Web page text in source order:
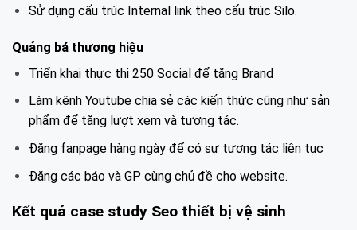
Sử dụng cấu trúc Internal link theo cấu trúc Silo.
Quảng bá thương hiệu
Triển khai thực thi 250 Social để tăng Brand
Làm kênh Youtube chia sẻ các kiến thức cũng như sản
phẩm để tăng lượt xem và tương tác.
Đăng fanpage hàng ngày để có sự tương tác liên tục
Đăng các báo và GP cùng chủ đề cho website.
Kết quả case study Seo thiết bị vệ sinh